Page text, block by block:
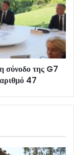
σύνοδο της G7
47